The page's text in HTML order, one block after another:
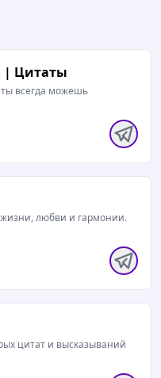
| Цитаты
всегда можешь
любви и гармонии.
цитат и высказываний